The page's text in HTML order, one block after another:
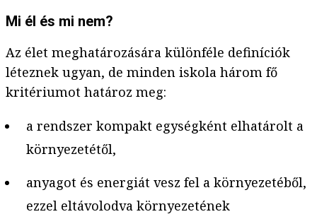
Mi él és mi nem?
Az élet meghatározására különféle definíciók
léteznek ugyan, de minden iskola három fő
kritériumot határoz meg:
a rendszer kompakt egységként elhatárolt a
környezetétől,
anyagot és energiát vesz fel a környezetéből,
ezzel eltávolodva környezetének